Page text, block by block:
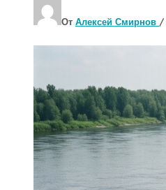
От Алексей Смирнов /